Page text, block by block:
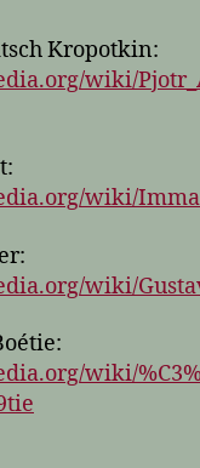
Kropotkin:
wiki/
wiki/
wiki/
wiki/